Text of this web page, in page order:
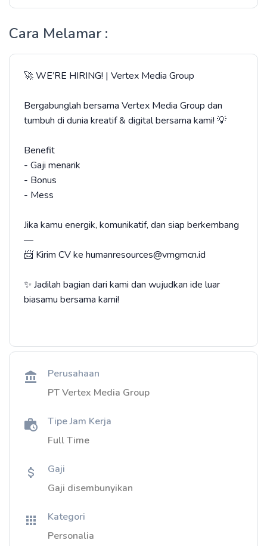
Cara Melamar :
🚀 WE’RE HIRING! | Vertex Media Group
Bergabunglah bersama Vertex Media Group dan
tumbuh di dunia kreatif & digital bersama kami! 💡
Benefit
- Gaji menarik
- Bonus
- Mess
Jika kamu energik, komunikatif, dan siap berkembang
—
📨 Kirim CV ke humanresources@vmgmcn.id
✨ Jadilah bagian dari kami dan wujudkan ide luar
biasamu bersama kami!
Perusahaan
PT Vertex Media Group
Tipe Jam Kerja
Full Time
Gaji
Gaji disembunyikan
Kategori
Personalia